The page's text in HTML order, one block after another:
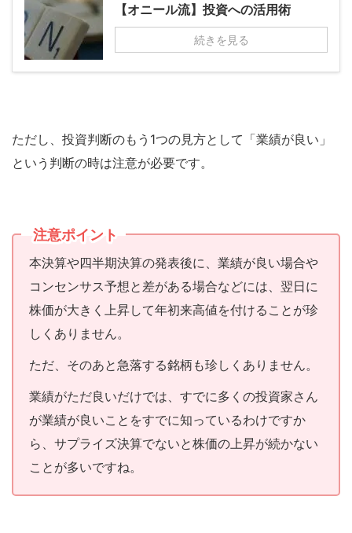
【オニール流】投資への活用術
続きを見る
ただし、投資判断のもう1つの見方として「業績が良い」
という判断の時は注意が必要です。
注意ポイント
本決算や四半期決算の発表後に、業績が良い場合や
コンセンサス予想と差がある場合などには、翌日に
株価が大きく上昇して年初来高値を付けることが珍
しくありません。
ただ、そのあと急落する銘柄も珍しくありません。
業績がただ良いだけでは、すでに多くの投資家さん
が業績が良いことをすでに知っているわけですか
ら、サプライズ決算でないと株価の上昇が続かない
ことが多いですね。